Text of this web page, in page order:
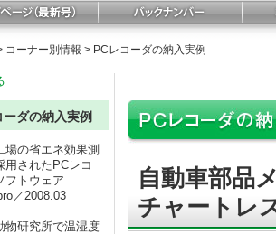
コーナー別情報 > PCレコーダの納入実例
ーダの納入実例
場の省エネ効果測
用されたPCレコ
フトウェア
／2008.03
物研究所で温湿度
自動車部品
チャートレ